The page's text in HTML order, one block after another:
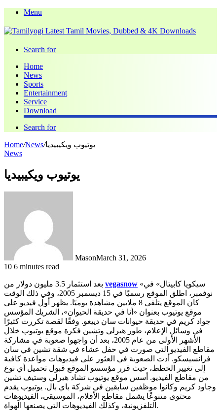
Menu
Search for
Home
News
Sports
Entertainment
Service
Download
Search for
Home/News/يوتيوب ويكيبيديا
News
يوتيوب ويكيبيديا
MasonMarch 31, 2026
10 6 minutes read
vegasnow «سيكويا كابيتال» في
نوفمبر، اطلق الموقع رسميًا في 15 ديسمبر 2005، وفي ذلك الوقت
كان الموقع يتلقى 8 ملايين مشاهدة يوميًا. يظهر أول فيديو على
موقع يوتيوب بعنوان «أنا في حديقة الحيوان»، الشريك المؤسس
جواد كريم في حديقة حيوانات سان دييغو. وفقًا لقصة تكررت كثيرًا
في وسائل الإعلام، طور هيرلي وتشين فكرة موقع يوتيوب خلال
الأشهر الأولى من عام 2005، بعد أن واجهوا صعوبة في مشاركة
مقاطع الفيديو التي صورت في حفل عشاء في شقة تشين في سان
فرانسيسكو. أدت الصعوبة في العثور على فيديوهات مواعدة كافية
إلى تغيير الخطط، حيث قرر مؤسسو الموقع قبول تحميل أي نوع
من مقاطع الفيديو. أسس موقع يوتيوب تشاد هيرلي وستيف تشين
وجاود كريم وكانوا موظفين سابقين في شركة باي بال. يوتيوب يقدم
محتوى متنوعًا يشمل مقاطع الأفلام، الموسيقى، الفيديوهات
التلفزيونية، وكذلك الفيديوهات التي يصنعها الهواة.